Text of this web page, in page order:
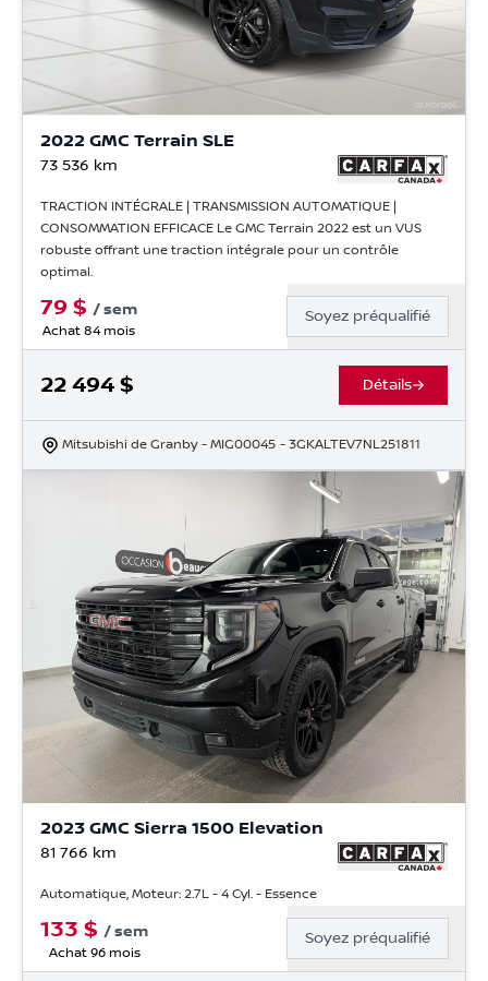
2022 GMC Terrain SLE
73 536 km
TRACTION INTÉGRALE | TRANSMISSION AUTOMATIQUE |
CONSOMMATION EFFICACE Le GMC Terrain 2022 est un VUS
robuste offrant une traction intégrale pour un contrôle
optimal.
79 $ /sem
Achat 84 mois
Soyez préqualifié
22 494 $ Détails
Mitsubishi de Granby - MIG00045 - 3GKALTEV7NL251811
2023 GMC Sierra 1500 Elevation
81 766 km
Automatique, Moteur: 2.7L - 4 Cyl. - Essence
133 $ /sem
Achat 96 mois
Soyez préqualifié